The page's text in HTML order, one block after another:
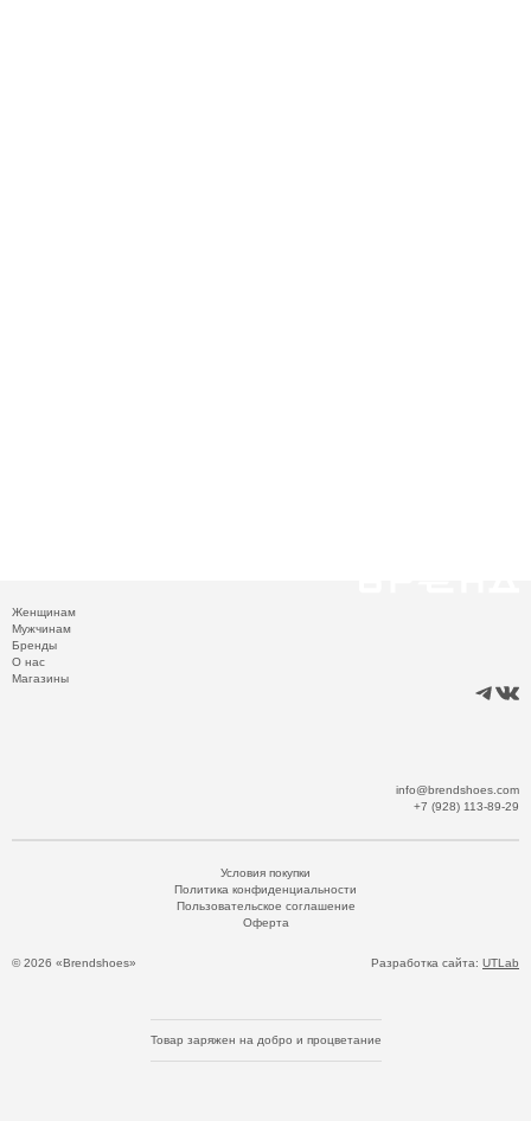
Женщинам
Мужчинам
Бренды
О нас
Магазины
info@brendshoes.com
+7 (928) 113-89-29
© 2026 «Brendshoes»
Условия покупки
Политика конфиденциальности
Пользовательское соглашение
Оферта
Разработка сайта: UTLab
Товар заряжен на добро и процветание